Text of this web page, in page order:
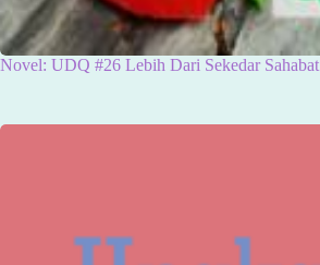
Novel: UDQ #26 Lebih Dari Sekedar Sahabat